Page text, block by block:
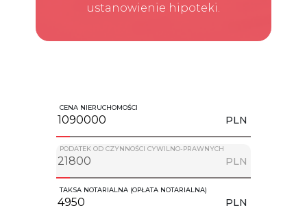
ustanowienie hipoteki.
CENA NIERUCHOMOŚCI
PLN
PODATEK OD CZYNNOŚCI CYWILNO-PRAWNYCH
PLN
TAKSA NOTARIALNA (OPŁATA NOTARIALNA)
PLN